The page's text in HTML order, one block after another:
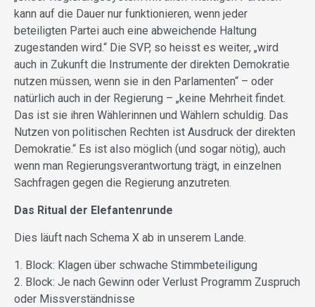
kann auf die Dauer nur funktionieren, wenn jeder
beteiligten Partei auch eine abweichende Haltung
zugestanden wird.“ Die SVP, so heisst es weiter, „wird
auch in Zukunft die Instrumente der direkten Demokratie
nutzen müssen, wenn sie in den Parlamenten“ – oder
natürlich auch in der Regierung – „keine Mehrheit findet.
Das ist sie ihren Wählerinnen und Wählern schuldig. Das
Nutzen von politischen Rechten ist Ausdruck der direkten
Demokratie.“ Es ist also möglich (und sogar nötig), auch
wenn man Regierungsverantwortung trägt, in einzelnen
Sachfragen gegen die Regierung anzutreten.
Das Ritual der Elefantenrunde
Dies läuft nach Schema X ab in unserem Lande.
1. Block: Klagen über schwache Stimmbeteiligung
2. Block: Je nach Gewinn oder Verlust Programm Zuspruch
oder Missverständnisse